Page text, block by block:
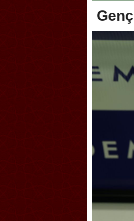
Geleneksel Türk Okçuluğu